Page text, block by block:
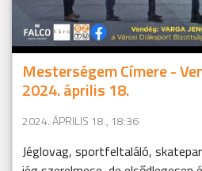
Mesterségem Címere -
2024. április 18.
2024. ÁPRILIS 18., 18:36
Jéglovag, sportfeltaláló,